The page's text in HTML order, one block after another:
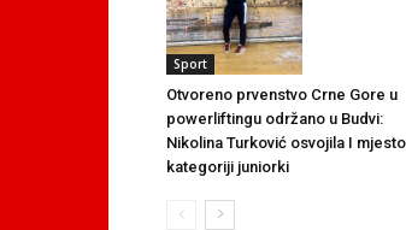
Sport
Otvoreno prvenstvo Crne Gore u
powerliftingu održano u Budvi:
Nikolina Turković osvojila I
kategoriji juniorki